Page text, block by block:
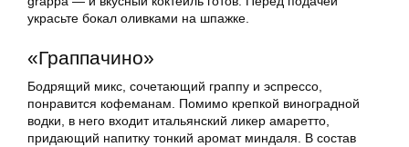
украсьте бокал оливками на шпажке.
«Граппачино»
Бодрящий микс, сочетающий граппу и эспрессо,
понравится кофеманам. Помимо крепкой виноградной
водки, в него входит итальянский ликер амаретто,
придающий напитку тонкий аромат миндаля. В состав